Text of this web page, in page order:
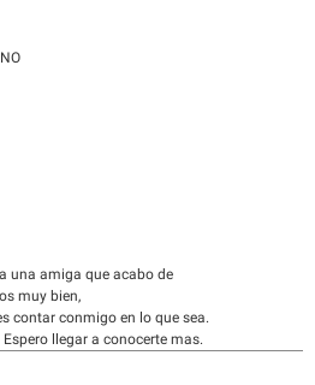
una amiga que acabo de
muy bien,
contar conmigo en lo que sea.
llegar a conocerte mas.